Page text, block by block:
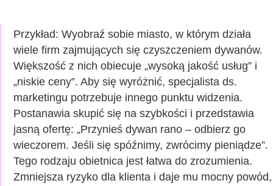
Przykład: Wyobraź sobie miasto, w którym działa
wiele firm zajmujących się czyszczeniem dywanów.
Większość z nich obiecuje „wysoką jakość usług” i
„niskie ceny”. Aby się wyróżnić, specjalista ds.
marketingu potrzebuje innego punktu widzenia.
Postanawia skupić się na szybkości i przedstawia
jasną ofertę: „Przynieś dywan rano – odbierz go
wieczorem. Jeśli się spóźnimy, zwrócimy pieniądze”.
Tego rodzaju obietnica jest łatwa do zrozumienia.
Zmniejsza ryzyko dla klienta i daje mu mocny powód,